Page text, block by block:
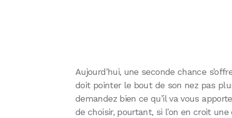
Aujourd’hui, une seconde chance
doit pointer le bout de son nez pas
demandez bien ce qu’il va vous
de choisir, pourtant, si l’on en croit